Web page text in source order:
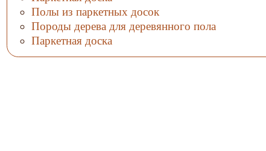
Полы из паркетных досок
Породы дерева для деревянного пола
Паркетная доска